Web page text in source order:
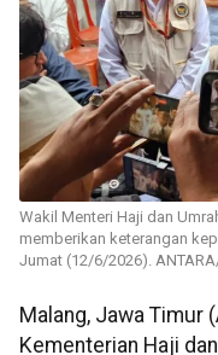
Wakil Menteri Haji dan
memberikan keterangan
Jumat (12/6/2026).
Malang, Jawa Timur
Kementerian Haji